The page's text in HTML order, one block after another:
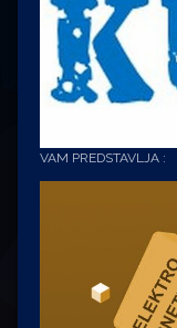
VAM PREDSTAVLJA :